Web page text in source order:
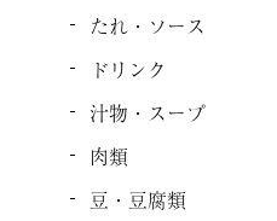
たれ・ソース
ドリンク
汁物・スープ
肉類
豆・豆腐類